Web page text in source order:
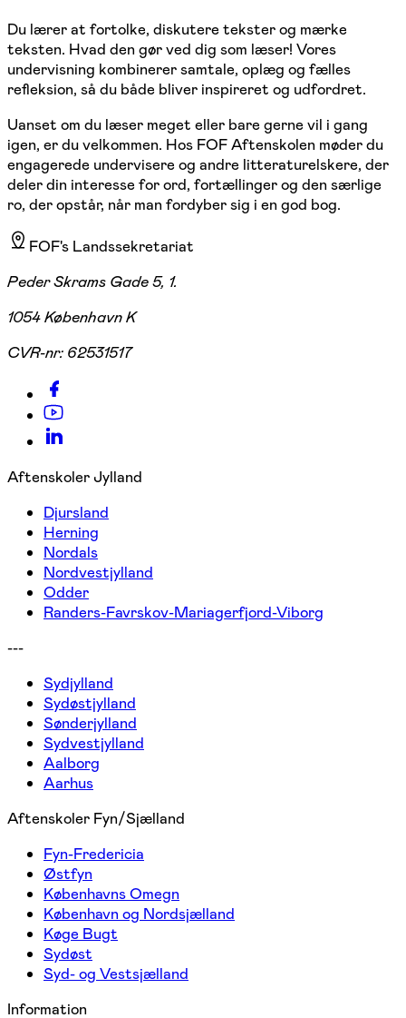
Du lærer at fortolke, diskutere tekster og mærke
teksten. Hvad den gør ved dig som læser! Vores
undervisning kombinerer samtale, oplæg og fælles
refleksion, så du både bliver inspireret og udfordret.
Uanset om du læser meget eller bare gerne vil i gang
igen, er du velkommen. Hos FOF Aftenskolen møder du
engagerede undervisere og andre litteraturelskere, der
deler din interesse for ord, fortællinger og den særlige
ro, der opstår, når man fordyber sig i en god bog.
FOF's Landssekretariat
Peder Skrams Gade 5, 1.
1054 København K
CVR-nr: 62531517
Aftenskoler Jylland
Djursland
Herning
Nordals
Nordvestjylland
Odder
Randers-Favrskov-Mariagerfjord-Viborg
---
Sydjylland
Sydøstjylland
Sønderjylland
Sydvestjylland
Aalborg
Aarhus
Aftenskoler Fyn/Sjælland
Fyn-Fredericia
Østfyn
Københavns Omegn
København og Nordsjælland
Køge Bugt
Sydøst
Syd- og Vestsjælland
Information